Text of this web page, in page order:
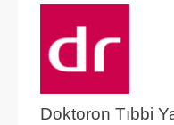
Doktoron Tıbbi